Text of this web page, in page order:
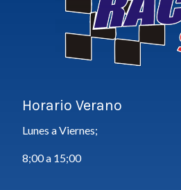
Horario Verano
Lunes a Viernes;
8;00 a 15;00